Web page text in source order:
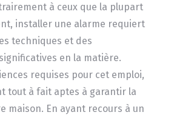
à ceux que la plupart
installer une alarme requiert
techniques et des
en la matière.
requises pour cet emploi,
tout à fait aptes à garantir la
maison. En ayant recours à un